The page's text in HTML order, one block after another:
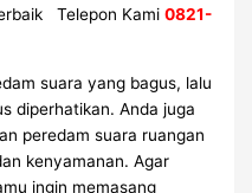
Telepon Kami0821-
suara yang bagus, lalu
diperhatikan. Anda juga
peredam suara ruangan
kenyamanan. Agar
ingin memasang